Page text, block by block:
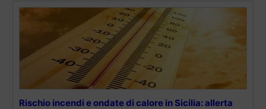
Rischio incendi e ondate di calore in Sicilia: allerta